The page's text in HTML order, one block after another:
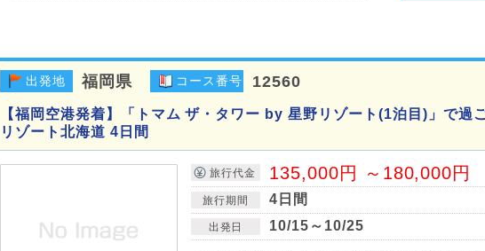
出発地 福岡県 コース番号 12560
【福岡空港発着】「トマム ザ・タワー by 星野リゾート(1泊目)」で過
リゾート北海道 4日間
旅行代金 135,000円 ～180,000円
旅行期間 4日間
出発日 10/15～10/25